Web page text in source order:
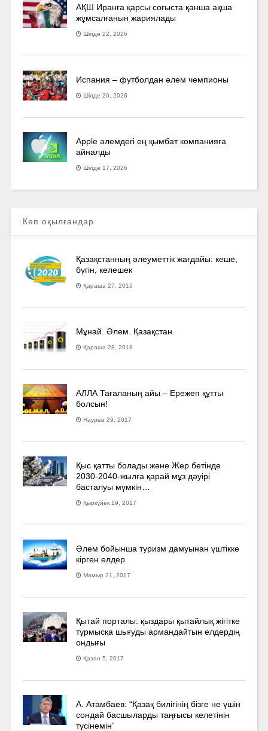
АҚШ Иранға қарсы соғыста қанша ақша
жұмсалғанын жариялады
Шілде 22, 2026
Испания – футболдан әлем чемпионы
Шілде 20, 2026
Apple әлемдегі ең қымбат компанияға
айналды
Шілде 17, 2026
Көп оқылғандар
Қазақстанның әлеуметтік жағдайы: кеше,
бүгін, келешек
Қараша 27, 2016
Мұнай. Әлем. Қазақстан.
Қараша 28, 2018
АЛЛА Тағаланың айы – Ережеп құтты
болсын!
Наурыз 29, 2017
Қыс қатты болады және Жер бетінде
2030-2040­-жылға қарай мұз дәуірі
басталуы мүмкін…
Қыркүйек 19, 2017
Әлем бойынша туризм дамуынан үштікке
кірген елдер
Мамыр 21, 2017
Қытай порталы: қыздары қытайлық жігітке
тұрмысқа шығуды армандайтын елдердің
ондығы
Қазан 5, 2017
А. Атамбаев: “Қазақ билігінің бізге не үшін
сондай басшыларды таңғысы келетінін
түсінемін”